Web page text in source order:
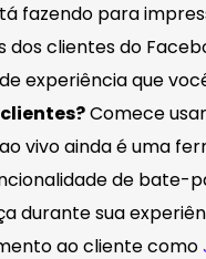
fazendo para
clientes do
experiência que
Comece
vivo ainda é uma
de
durante sua
ao cliente como